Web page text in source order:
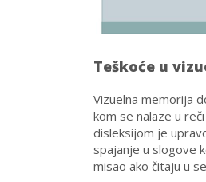
Teškoće u viz
Vizuelna memorija
kom se nalaze u
disleksijom je
spajanje u slogove
misao ako čitaju u